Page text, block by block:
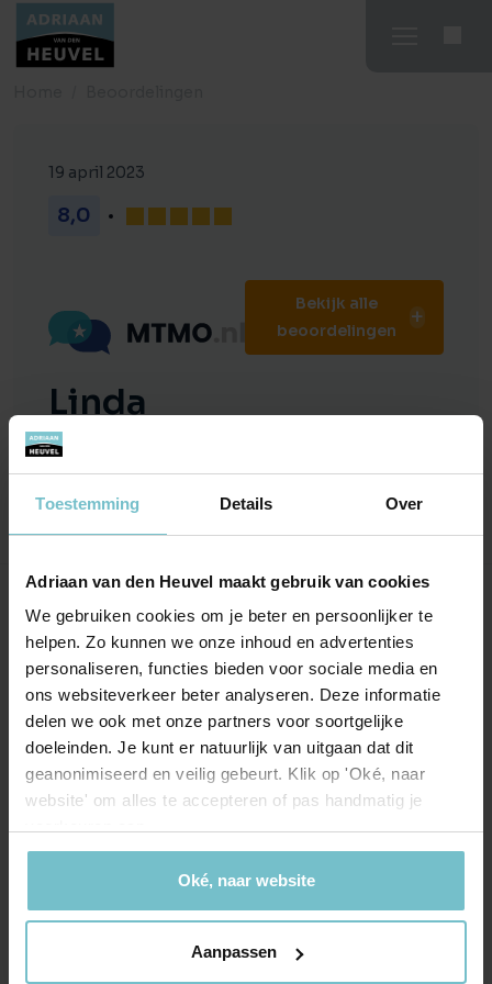
Toestemming Details Over
Adriaan van den Heuvel maakt gebruik van cookies
We gebruiken cookies om je beter en persoonlijker te
helpen. Zo kunnen we onze inhoud en advertenties
personaliseren, functies bieden voor sociale media en
ons websiteverkeer beter analyseren. Deze informatie
delen we ook met onze partners voor soortgelijke
doeleinden. Je kunt er natuurlijk van uitgaan dat dit
geanonimiseerd en veilig gebeurt. Klik op 'Oké, naar
website' om alles te accepteren of pas handmatig je
Oké, naar website
Aanpassen
19 april 2023
8,0
Bekijk alle
beoordelingen
Linda
Altijd beschikbaar
Onze kantoren
Helmond
Hoofdstraat 155
5706 AL Helmond
info@heuvel.nl
0492 - 661 884
Eindhoven
Aalsterweg 134c
5615 CJ Eindhoven
eindhoven@heuvel.nl
040 - 78 20 849